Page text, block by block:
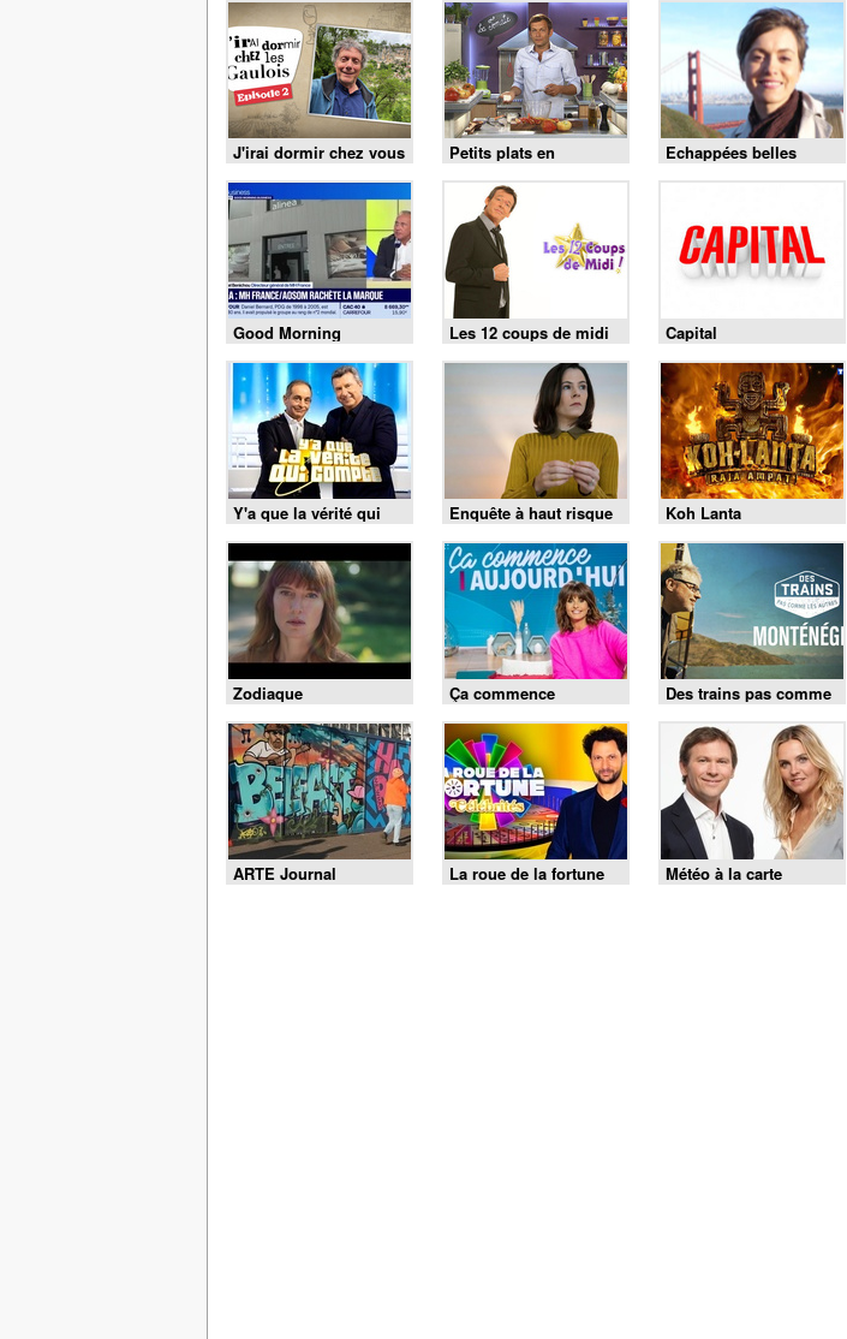
J'irai dormir chez vous Petits plats en
équilibre
Echappées belles
Good Morning
Business
Les 12 coups de midi Capital
Y'a que la vérité qui
compte
Enquête à haut risque Koh Lanta
Zodiaque Ça commence
aujourd'hui
Des trains pas comme
les autres
ARTE Journal La roue de la fortune Météo à la carte